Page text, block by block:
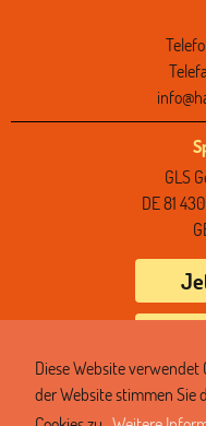
Diese Website verwendet
der Website stimmen Sie
GLS
DE 81